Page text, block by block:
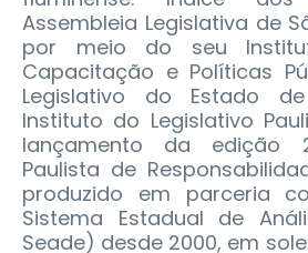
Assembleia Legislativa de
por meio do seu
Capacitação e Políticas
Legislativo do Estado
Instituto do Legislativo
lançamento da edição
Paulista de
produzido em parceria
Sistema Estadual de
Seade) desde 2000, em